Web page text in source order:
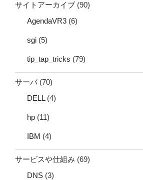
サイトアーカイブ (90)
AgendaVR3 (6)
sgi (5)
tip_tap_tricks (79)
サーバ(70)
DELL(4)
hp (11)
IBM (4)
サービスや仕組み (69)
DNS (3)